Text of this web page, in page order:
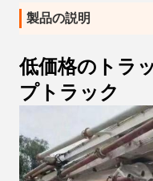
製品の説明
低価格のトラ
プトラック